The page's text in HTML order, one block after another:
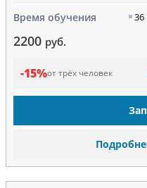
Время обучения 36
2200 руб.
-15%от трёх человек